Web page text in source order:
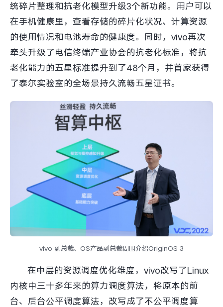
统碎片整理和抗老化模型升级3个新功能。用户可以
在手机健康里，查看存储的碎片化状况、计算资源
的使用情况和电池寿命的健康度。同时，vivo再次
牵头升级了电信终端产业协会的抗老化标准，将抗
老化能力的五星标准提升到了48个月，并首家获得
了泰尔实验室的全场景持久流畅五星证书。
vivo 副总裁、OS产品副总裁周围介绍OriginOS 3
在中层的资源调度优化维度，vivo改写了Linux
内核中三十多年来的算力调度算法，将原本的前
台、后台公平调度算法，改写成了不公平调度算